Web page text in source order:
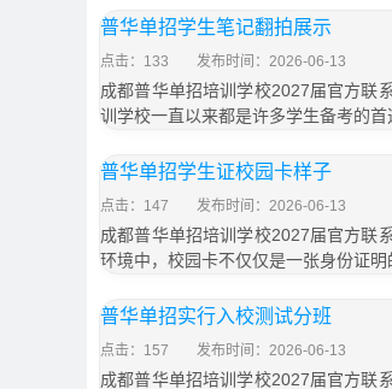
普华单招学生笔记翻拍展示
点击：133 发布时间：2026-06-13
成都普华单招培训学校2027届官方联
训学校一直以来都是许多学生备考的
普华单招学生证校园卡样子
点击：147 发布时间：2026-06-13
成都普华单招培训学校2027届官方联
环境中，校园卡不仅仅是一张身份证
普华单招实行入校测试分班
点击：157 发布时间：2026-06-13
成都普华单招培训学校2027届官方联